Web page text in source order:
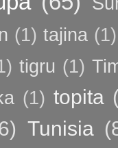
(1) tajina (1)
tigru (1)
(1) topita
Tunisia